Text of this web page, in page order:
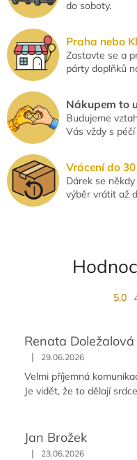
do soboty.
Praha nebo
Zastavte se a
párty doplňků
Nákupem to
Budujeme
Vás vždy s
Vrácení do
Dárek se
výběr vrátit až
5,0
Renata Doležalová
| 29.06.2026
Velmi příjemná
Je vidět, že to dělají
Jan Brožek
| 23.06.2026